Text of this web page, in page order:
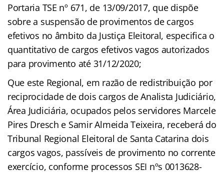
Portaria TSE nº 671, de 13/09/2017, que dispõe
sobre a suspensão de provimentos de cargos
efetivos no âmbito da Justiça Eleitoral, especifica o
quantitativo de cargos efetivos vagos autorizados
para provimento até 31/12/2020;
Que este Regional, em razão de redistribuição por
reciprocidade de dois cargos de Analista Judiciário,
Área Judiciária, ocupados pelos servidores Marcele
Pires Dresch e Samir Almeida Teixeira, receberá do
Tribunal Regional Eleitoral de Santa Catarina dois
cargos vagos, passíveis de provimento no corrente
exercício, conforme processos SEI nºs 0013628-